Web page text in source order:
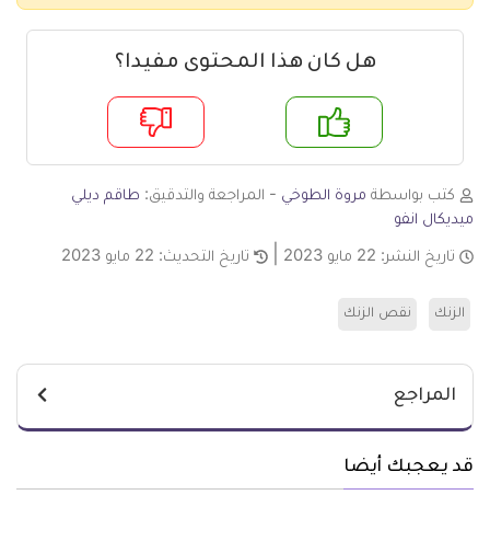
هل كان هذا المحتوى مفيدا؟
لا
كتب بواسطة مروة الطوخي - المراجعة والتدقيق: طاقم ديلي
ميديكال انفو
تاريخ النشر: 22 مايو 2023 تاريخ التحديث: 22 مايو 2023
الزنك نقص الزنك
المراجع
قد يعجبك أيضا